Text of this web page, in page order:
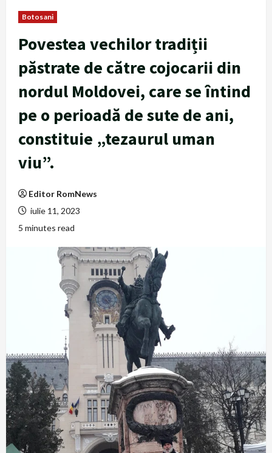
Botosani
Povestea vechilor tradiții
păstrate de către cojocarii din
nordul Moldovei, care se întind
pe o perioadă de sute de ani,
constituie „tezaurul uman
viu”.
Editor RomNews
iulie 11, 2023
5 minutes read